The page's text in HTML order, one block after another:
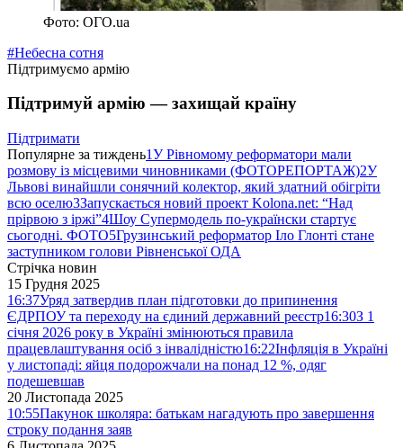
Фото: ОГО.ua
#Небесна сотня
Підтримуємо армію
Підтримуй армію — захищай країну
Підтримати
Популярне за тиждень1У Рівномому реформатори мали
розмову із місцевими чиновниками (ФОТОРЕПОРТАЖ)2У
Львові винайшли сонячний колектор, який здатний обігріти
всю оселю3Запускається новий проект Kolona.net: “Над
прірвою з іржі”4Шоу Супермодель по-українски стартує
сьогодні. ФОТО5Грузинський реформатор Іло Глонті стане
заступником голови Рівненської ОДА
Стрічка новин
15 Грудня 2025
16:37Уряд затвердив план підготовки до припинення
ЄДРПОУ та переходу на єдиний державний реєстр16:30З 1
січня 2026 року в Україні змінюються правила
працевлаштування осіб з інвалідністю16:22Інфляція в Україні
у листопаді: яйця подорожчали на понад 12 %, одяг
подешевшав
20 Листопада 2025
10:55Пакунок школяра: батькам нагадують про завершення
строку подання заяв